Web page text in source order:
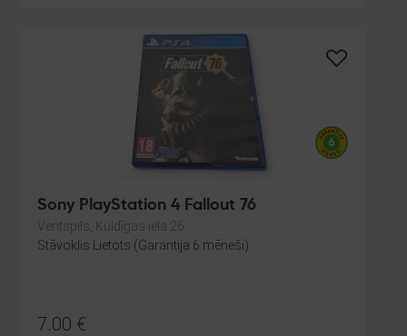
Sony PlayStation 4 Fallout 76
Ventspils, Kuldīgas iela 26
Stāvoklis Lietots (Garantija 6 mēneši)
7.00 €